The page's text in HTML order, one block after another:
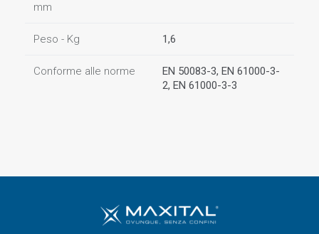
mm
Peso - Kg 1,6
Conforme alle norme
EN 50083-3, EN 61000-3-
2, EN 61000-3-3